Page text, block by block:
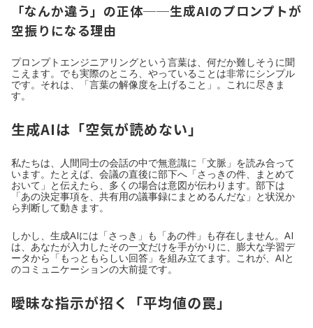
「なんか違う」の正体──生成AIのプロンプトが
空振りになる理由
プロンプトエンジニアリングという言葉は、何だか難しそうに聞
こえます。でも実際のところ、やっていることは非常にシンプル
です。それは、「言葉の解像度を上げること」。これに尽きま
す。
生成AIは「空気が読めない」
私たちは、人間同士の会話の中で無意識に「文脈」を読み合って
います。たとえば、会議の直後に部下へ「さっきの件、まとめて
おいて」と伝えたら、多くの場合は意図が伝わります。部下は
「あの決定事項を、共有用の議事録にまとめるんだな」と状況か
ら判断して動きます。
しかし、生成AIには「さっき」も「あの件」も存在しません。AI
は、あなたが入力したその一文だけを手がかりに、膨大な学習デ
ータから「もっともらしい回答」を組み立てます。これが、AIと
のコミュニケーションの大前提です。
曖昧な指示が招く「平均値の罠」